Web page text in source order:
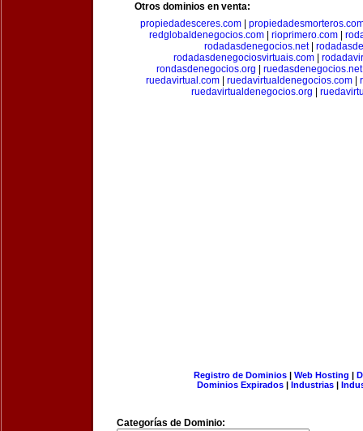
Otros dominios en venta:
propiedadesceres.com|
redglobaldenegocios.com
rioprimero.com
rodadasdenegocios.net|
rodadasdenegociosvirtuais.com|
rondasdenegocios.org
ruedasdenegocios.net
ruedavirtual.com| ruedavirtualdenegocios.com|
ruedavirtualdenegocios.org
Registro de Dominios| Web Hosting |
Dominios Expirados | Industrias |
Categorías de Dominio: